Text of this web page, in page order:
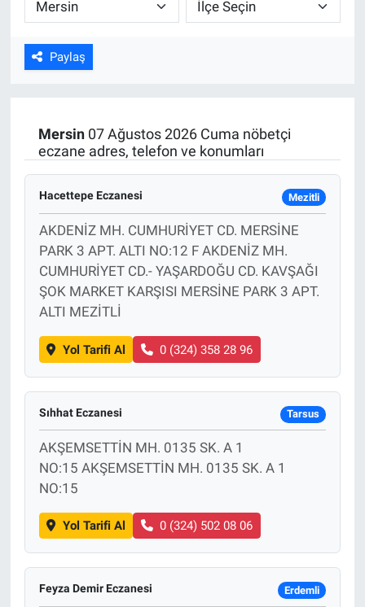
Paylaş
Mersin07 Ağustos 2026 Cuma nöbetçi
eczane adres, telefon ve konumları
Hacettepe Eczanesi Mezitli
AKDENİZ MH. CUMHURİYET CD. MERSİNE
PARK 3 APT. ALTI NO:12 F AKDENİZ MH.
CUMHURİYET CD.- YAŞARDOĞU CD. KAVŞAĞI
ŞOK MARKET KARŞISI MERSİNE PARK 3 APT.
ALTI MEZİTLİ
Yol Tarifi Al 0 (324) 358 28 96
Sıhhat Eczanesi Tarsus
AKŞEMSETTİN MH. 0135 SK. A 1
NO:15 AKŞEMSETTİN MH. 0135 SK. A 1
NO:15
Yol Tarifi Al 0 (324) 502 08 06
Feyza Demir Eczanesi Erdemli